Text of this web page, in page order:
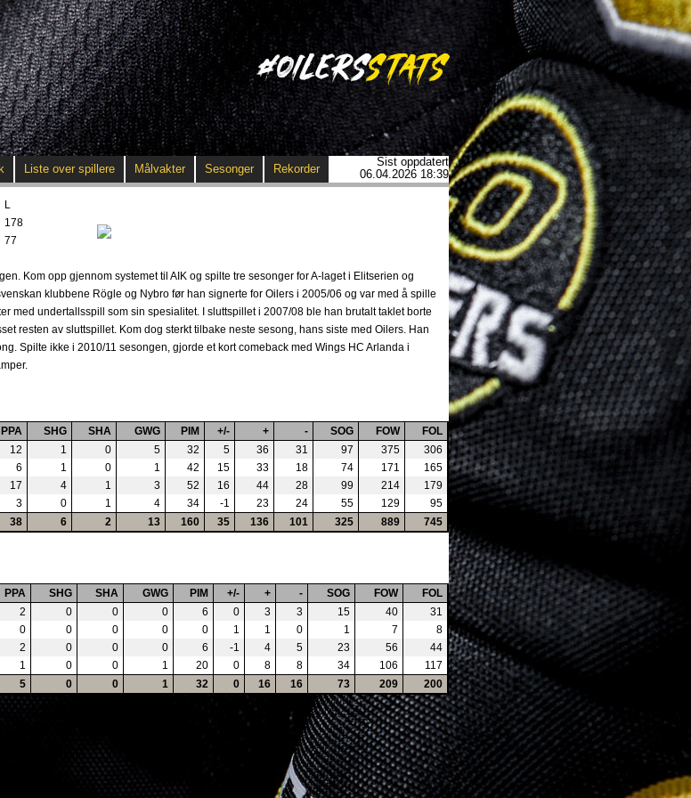
Liste over spillere Målvakter Sesonger Rekorder
Sist oppdatert
06.04.2026 18:39
L
178
77
Kom opp gjennom systemet til AIK og spilte tre sesonger for A-laget i Elitserien og
klubbene Rögle og Nybro før han signerte for Oilers i 2005/06 og var med å spille
med undertallsspill som sin spesialitet. I sluttspillet i 2007/08 ble han brutalt taklet borte
resten av sluttspillet. Kom dog sterkt tilbake neste sesong, hans siste med Oilers. Han
Spilte ikke i 2010/11 sesongen, gjorde et kort comeback med Wings HC Arlanda i
PPA SHG SHA GWG PIM +/- + - SOG FOW
FOL
12 1 0 5 32 5 36 31 97 375
306
6 1 0 1 42 15 33 18 74 171
165
17 4 1 3 52 16 44 28 99 214
179
3 0 1 4 34 -1 23 24 55 129
95
38 6 2 13 160 35 136 101 325 889 745
PPA SHG SHA GWG PIM +/- + - SOG FOW
FOL
2 0 0 0 6 0 3 3 15 40
31
0 0 0 0 0 1 1 0 1 7
8
2 0 0 0 6 -1 4 5 23 56
44
1 0 0 1 20 0 8 8 34 106
117
5 0 0 1 32 0 16 16 73 209 200